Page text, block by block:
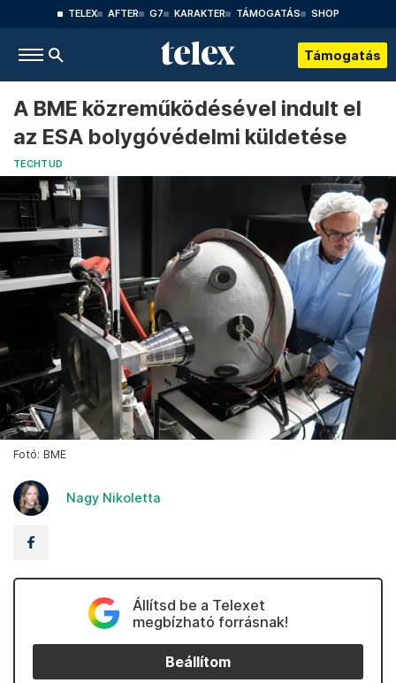
TELEX AFTER G7 KARAKTER TÁMOGATÁS SHOP
Támogatás
A BME közreműködésével indult el
az ESA bolygóvédelmi küldetése
TECHTUD
Fotó: BME
Nagy Nikoletta
Állítsd be a Telexet
megbízható forrásnak!
Beállítom